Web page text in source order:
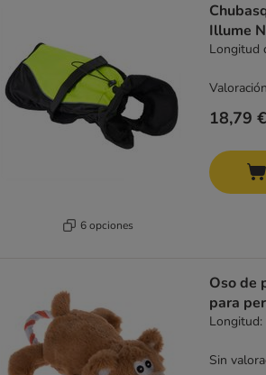
6 opciones
Illume
Longitud
18,79 €
Oso de
para
Longitud:
Sin